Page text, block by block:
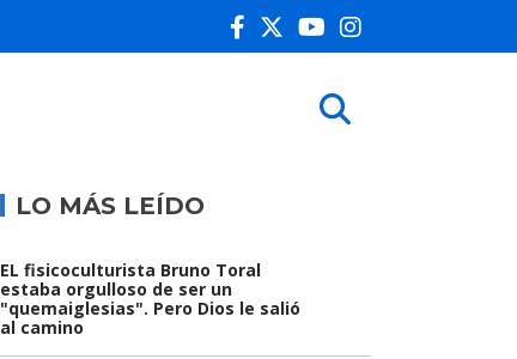
LO MÁS LEÍDO
EL fisicoculturista Bruno Toral
estaba orgulloso de ser un
"quemaiglesias". Pero Dios le salió
al camino